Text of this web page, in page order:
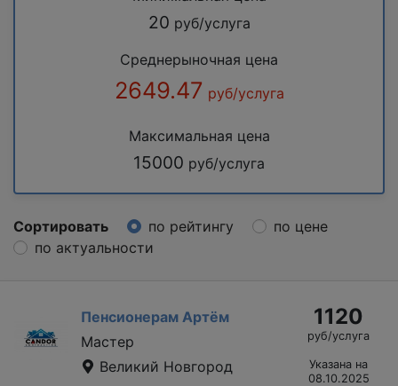
20 руб/услуга
Среднерыночная цена
2649.47 руб/услуга
Максимальная цена
15000 руб/услуга
Сортировать по рейтингу
по цене
по актуальности
Пенсионерам Артём
Мастер
Великий Новгород
1120
руб/услуга
Указана на
08.10.2025